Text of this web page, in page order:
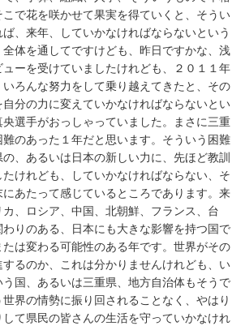
で花を咲かせて果実を得ていくと、そうい
、来年、していかなければならないという
体を通してですけども、昨日ですかな、浅
ーを受けていましたけれども、２０１１年
ろんな努力をして乗り越えてきたと、その
分の力に変えていかなければならないとい
選手がおっしゃっていました。まさに三重
のあった１年だと思います。そういう困難
、あるいは日本の新しい力に、先ほど教訓
けれども、していかなければならない、そ
あたって感じているところであります。来
、ロシア、中国、北朝鮮、フランス、台
りのある、日本にも大きな影響を持つ国で
たは変わる可能性のある年です。世界がその
るのか、これは分かりませんけれども、い
国、あるいは三重県、地方自治体もそうで
界の情勢に振り回されることなく、やはり
て県民の皆さんの生活を守っていかなけれ